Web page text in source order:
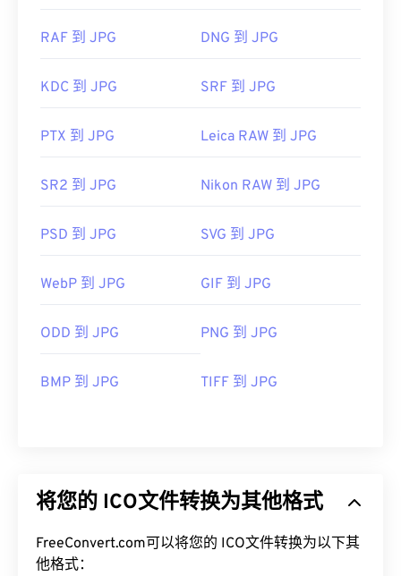
RAF 到 JPG DNG 到 JPG
KDC 到 JPG SRF 到 JPG
PTX 到 JPG Leica RAW 到 JPG
SR2 到 JPG Nikon RAW 到 JPG
PSD 到 JPG SVG 到 JPG
WebP 到 JPG GIF 到 JPG
ODD 到 JPG PNG 到 JPG
BMP 到 JPG TIFF 到 JPG
将您的 ICO文件转换为其他格式
FreeConvert.com可以将您的 ICO文件转换为以下其
他格式：